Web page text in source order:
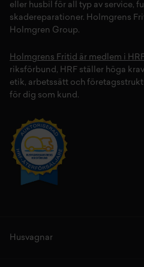
eller husbil för all typ av service,
skadereparationer. Holmgrens
Holmgren Group.
Holmgrens Fritid är medlem i HRF
riksförbund, HRF ställer höga
etik, arbetssätt och
för dig som kund.
Husvagnar